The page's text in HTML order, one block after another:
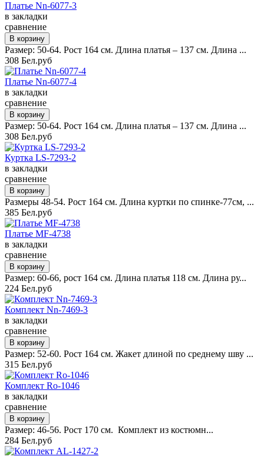
Платье Nn-6077-3
в закладки
сравнение
Размер: 50-64. Рост 164 см. Длина платья – 137 см. Длина ...
308 Бел.руб
Платье Nn-6077-4
в закладки
сравнение
Размер: 50-64. Рост 164 см. Длина платья – 137 см. Длина ...
308 Бел.руб
Куртка LS-7293-2
в закладки
сравнение
Размеры 48-54. Рост 164 см. Длина куртки по спинке-77см, ...
385 Бел.руб
Платье MF-4738
в закладки
сравнение
Размер: 60-66, рост 164 см. Длина платья 118 см. Длина ру...
224 Бел.руб
Комплект Nn-7469-3
в закладки
сравнение
Размер: 52-60. Рост 164 см. Жакет длиной по среднему шву ...
315 Бел.руб
Комплект Ro-1046
в закладки
сравнение
Размер: 46-56. Рост 170 см. Комплект из костюмн...
284 Бел.руб